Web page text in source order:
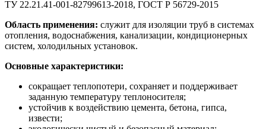
ТУ 22.21.41-001-82799613-2018, ГОСТ Р 56729-2015
Область применения: служит для изоляции труб в системах
отопления, водоснабжения, канализации, кондиционерных
систем, холодильных установок.
Основные характеристики:
сокращает теплопотери, сохраняет и поддерживает
заданную температуру теплоносителя;
устойчив к воздействию цемента, бетона, гипса,
извести;